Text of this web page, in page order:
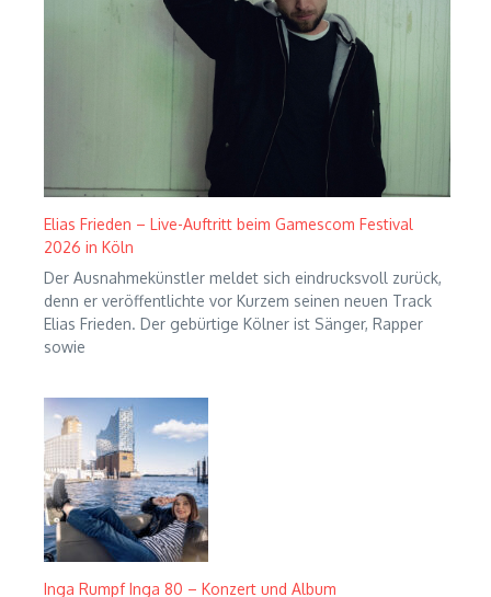
Elias Frieden – Live-Auftritt beim Gamescom Festival
2026 in Köln
Der Ausnahmekünstler meldet sich eindrucksvoll zurück,
denn er veröffentlichte vor Kurzem seinen neuen Track
Elias Frieden. Der gebürtige Kölner ist Sänger, Rapper
sowie
Inga Rumpf Inga 80 – Konzert und Album